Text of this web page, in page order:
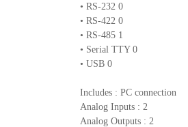
• RS-232 0
• RS-422 0
• RS-485 1
• Serial TTY 0
• USB 0
Includes : PC connection
Analog Inputs : 2
Analog Outputs : 2